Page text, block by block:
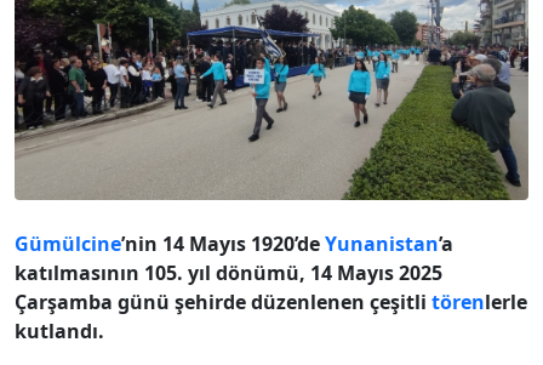
Gümülcine’nin 14 Mayıs 1920’deYunanistan’a
katılmasının 105. yıl dönümü, 14 Mayıs 2025
Çarşamba günü şehirde düzenlenen çeşitli törenlerle
kutlandı.